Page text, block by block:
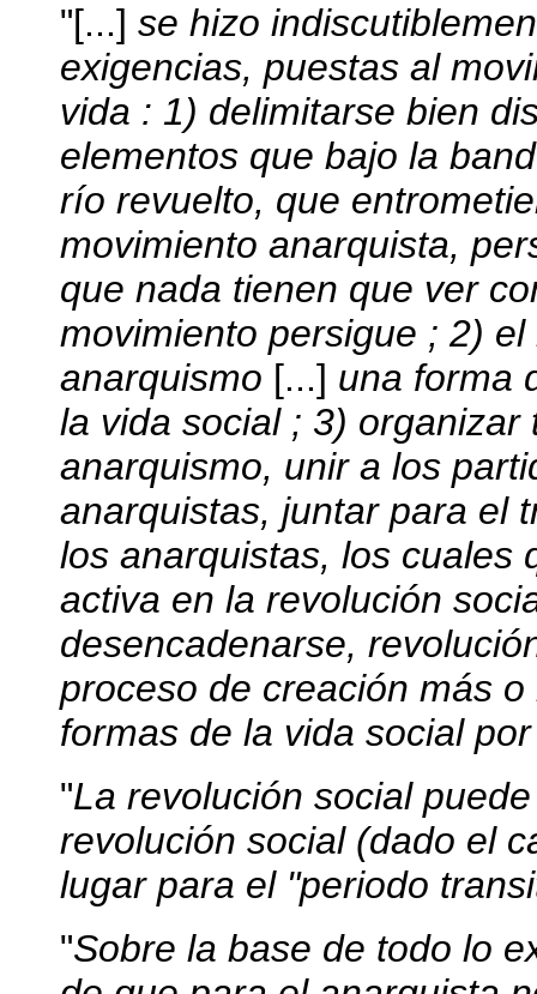
"[...] se hizo
exigencias, puestas al
vida : 1) delimitarse bien
elementos que bajo la
río revuelto, que
movimiento anarquista,
que nada tienen que ver
movimiento persigue ; 2)
anarquismo [...] una forma
la vida social ; 3)
anarquismo, unir a los
anarquistas, juntar para el
los anarquistas, los cuales
activa en la revolución
desencadenarse,
proceso de creación más
formas de la vida social
"La revolución social
revolución social (dado el
lugar para el "periodo
"Sobre la base de todo lo